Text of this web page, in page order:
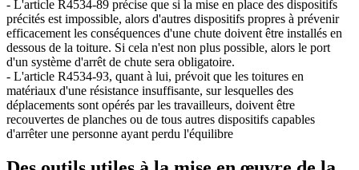
- L'article R4534-89 précise que si la mise en place des dispositifs
précités est impossible, alors d'autres dispositifs propres à prévenir
efficacement les conséquences d'une chute doivent être installés en
dessous de la toiture. Si cela n'est non plus possible, alors le port
d'un système d'arrêt de chute sera obligatoire.
- L'article R4534-93, quant à lui, prévoit que les toitures en
matériaux d'une résistance insuffisante, sur lesquelles des
déplacements sont opérés par les travailleurs, doivent être
recouvertes de planches ou de tous autres dispositifs capables
d'arrêter une personne ayant perdu l'équilibre